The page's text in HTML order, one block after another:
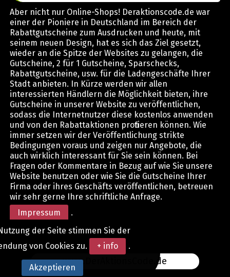
Aber nicht nur Online-Shops! Deraktionscode.de war
einer der Pioniere in Deutschland im Bereich der
Rabattgutscheine zum Ausdrucken und heute, mit
seinem neuen Design, hat es sich das Ziel gesetzt,
wieder an die Spitze der Websites zu gelangen, die
Gutscheine, 2 für 1 Gutscheine, Sparschecks,
Rabattgutscheine, usw. für die Ladengeschäfte Ihrer
Stadt anbieten. In Kürze werden wir allen
interessierten Händlern die Möglichkeit bieten, ihre
Gutscheine in unserer Website zu veröffentlichen,
sodass die Internetnutzer diese kostenlos anwenden
und von den Rabattaktionen profitieren können. Wie
immer setzen wir der Veröffentlichung strikte
Bedingungen voraus und zeigen nur Angebote, die
auch wirklich interessant für Sie sein können. Bei
Fragen oder Kommentare in Bezug auf wie Sie unsere
Website benutzen oder wie Sie die Gutscheine Ihrer
Firma oder ihres Geschäfts veröffentlichen, betreuen
wir sehr gerne Ihre schriftliche Anfrage.
Impressum
.
www.DerAktionsCode.de
der Seite stimmen Sie der
von Cookies zu.
+ info .
Akzeptieren